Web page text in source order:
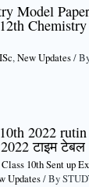
Model
,New Updates/
2022
2022 टाइम टेबल
10th Sent up
Updates/ By